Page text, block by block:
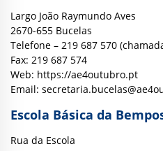
Largo João Raymundo Aves
2670-655 Bucelas
Telefone – 219 687 570
Fax: 219 687 574
Web: https://ae4outubro.pt
Email:
Escola Básica da
Rua da Escola